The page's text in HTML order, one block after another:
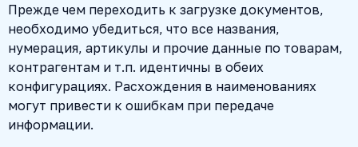
Прежде чем переходить к загрузке документов,
необходимо убедиться, что все названия,
нумерация, артикулы и прочие данные по товарам,
контрагентам и т.п. идентичны в обеих
конфигурациях. Расхождения в наименованиях
могут привести к ошибкам при передаче
информации.